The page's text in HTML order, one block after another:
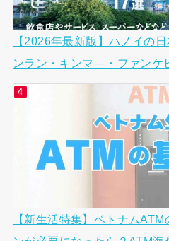
【2026年最新版】ハノイの
ンラン・キンマ―・ファンケ
【新生活特集】ベトナム